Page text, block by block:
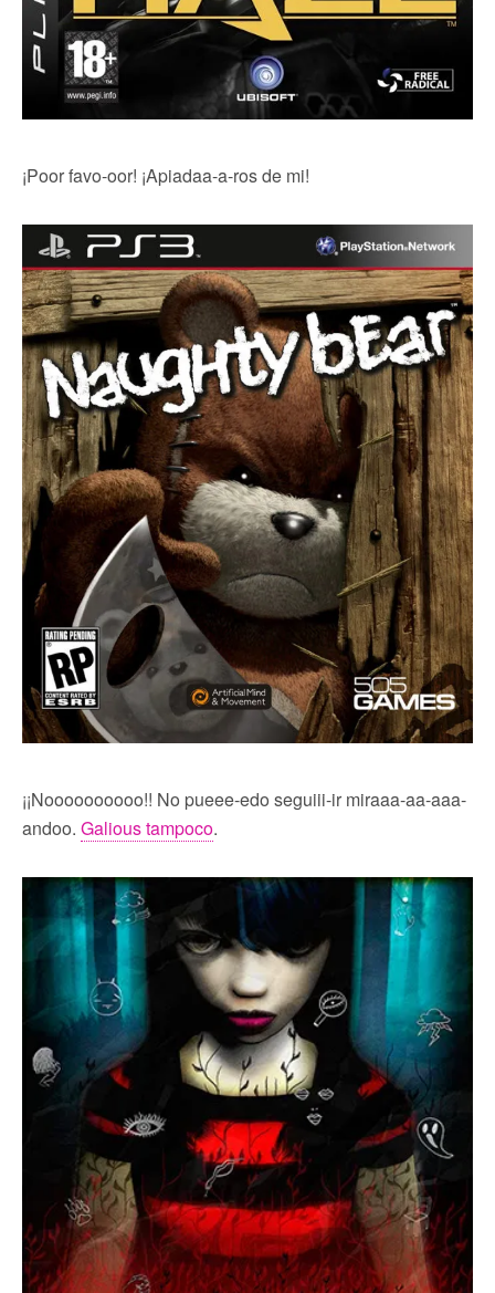
¡Poor favo-oor! ¡Apiadaa-a-ros de mi!
¡¡Noooooooooo!! No pueee-edo seguiii-ir miraaa-aa-aaa-
andoo. Galious tampoco.